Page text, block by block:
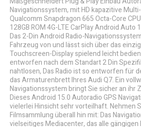
Navigationssystem, mit HD kapazitive
Qualcomm Snapdragon 665 Octa-Core
128GB ROM 4G-LTE CarPlay Android Auto
Das 2-Din Android Radio-
Fahrzeug von und lässt sich über das
Touchscreen-Display spielend leicht
entworfen nach dem Standart 2 Din
nahtlosen, Das Radio ist so entworfen für
das Armaturenbrett Ihres Audi Q7. Ein
Navigationssystem bringt Sie sicher an ihr
Dieses Android 15.0 Autoradio GPS
vielerlei Hinsicht sehr vorteilhaft. Nehmen
Filmsammlung überall hin mit: Das
vielseitiges Mediacenter, das alle gängigen